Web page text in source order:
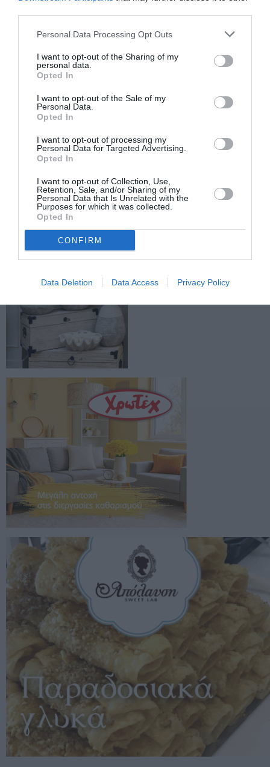
Personal Data Processing Opt Outs
I want to opt-out of the Sharing of my
personal data.
Opted In
I want to opt-out of the Sale of my
Personal Data.
Opted In
I want to opt-out of processing my
Personal Data for Targeted Advertising.
Opted In
I want to opt-out of Collection, Use,
Retention, Sale, and/or Sharing of my
Personal Data that Is Unrelated with the
Purposes for which it was collected.
Opted In
CONFIRM
Data Deletion Data Access Privacy Policy
«Παπαφλέσσεια». Στο ίδιο μήκος κύματος και οι
δηλώσεις του Λ. Τσάτουμα, ο οποίος αφού ευχαρίστησε
γίνονταν οι αγώνες, τόνισε ότι ο μεγάλος στόχος είναι
ο αθλητικός τουρισμός αλλά και να αποκτήσει το
μίτινγκ την παλιά του αίγλη.
ΜΕΣΣΗΝΙΑΚΟΣ ΤΣΑΤΟΥΜΑΣ ΣΤΙΒΟΣ
ΣΕΓΑΣ
ΠΑΠΑΦΛΕΣΣΕΙΑ
Facebook Twitter